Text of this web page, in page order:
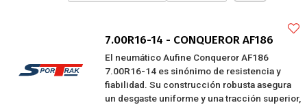
7.00R16-14 - CONQUEROR AF186
El neumático Aufine Conqueror AF186
7.00R16-14 es sinónimo de resistencia y
fiabilidad. Su construcción robusta asegura
un desgaste uniforme y una tracción superior,